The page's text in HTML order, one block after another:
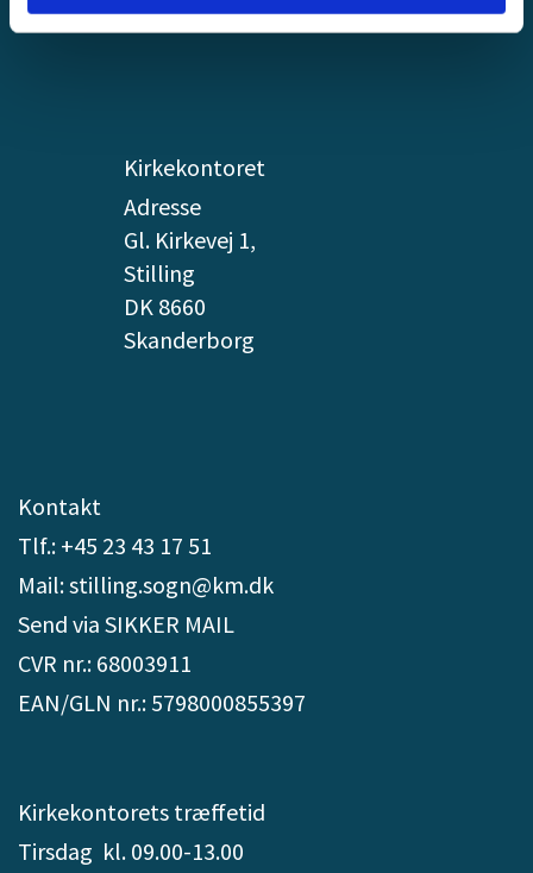
Livsbegivenheder Aktiviteter Kontakt
Kirkekontoret
Adresse
Gl. Kirkevej 1,
Stilling
DK 8660
Skanderborg
Kontakt
Tlf.: +45 23 43 17 51
Mail: stilling.sogn@km.dk
Send via SIKKER MAIL
CVR nr.: 68003911
EAN/GLN nr.: 5798000855397
Kirkekontorets træffetid
Tirsdag kl. 09.00-13.00